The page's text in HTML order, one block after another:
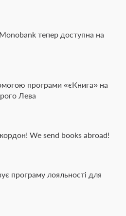
тепер доступна на
програми «єКнига» на
Лева
We send books abroad!
програму лояльності для